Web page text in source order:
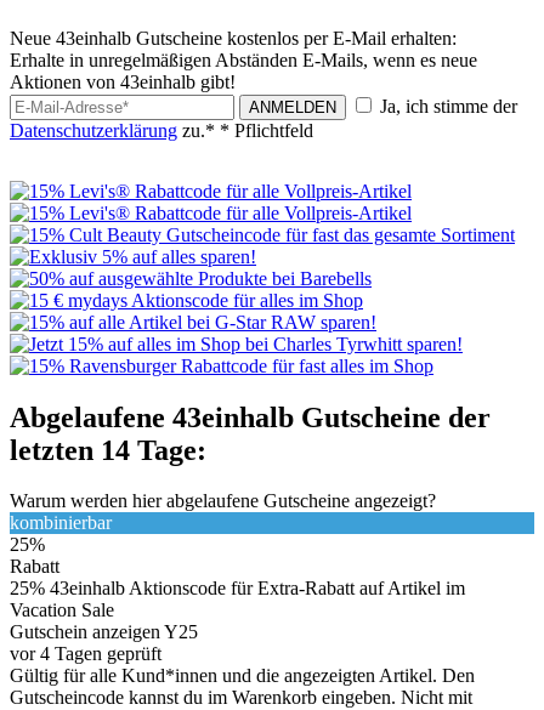
Neue 43einhalb Gutscheine kostenlos per E-Mail erhalten:
Erhalte in unregelmäßigen Abständen E-Mails, wenn es neue
Aktionen von 43einhalb gibt!
ANMELDEN
Ja, ich stimme der
Datenschutzerklärung zu.* * Pflichtfeld
Abgelaufene 43einhalb Gutscheine der
letzten 14 Tage:
Warum werden hier abgelaufene Gutscheine angezeigt?
kombinierbar
25%
Rabatt
25% 43einhalb Aktionscode für Extra-Rabatt auf Artikel im
Vacation Sale
Gutschein anzeigenY25
vor 4 Tagen geprüft
Gültig für alle Kund*innen und die angezeigten Artikel. Den
Gutscheincode kannst du im Warenkorb eingeben. Nicht mit